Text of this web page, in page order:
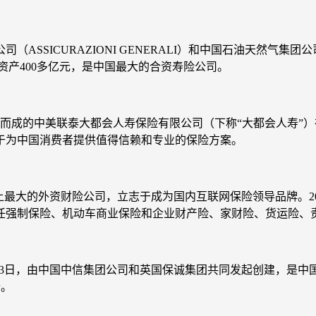
（ASSICURAZIONI GENERALI）和中国石油天然气集团
400多亿元，是中国最大的合资寿险公司。
成的中美联泰大都会人寿保险有限公司（下称“大都会人寿”
中国消费者提供值得信赖和专业的保险方案。
大的外资财险公司，立志于成为国内互联网保险领导品牌
制保险、机动车商业保险和企业财产险、家财险、货运险
，由中国中信集团公司和英国保诚集团共同发起创建，是